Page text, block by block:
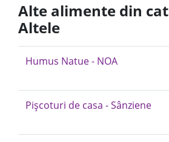
Alte alimente din
Altele
Humus Natue - NOA
Pișcoturi de casa - Sânziene